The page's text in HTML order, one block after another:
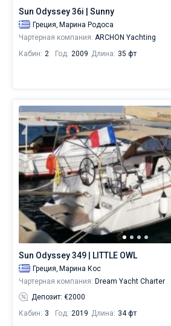
Додеканесе
от
960€,
как
для
для
яхтсменов,
которые
не
представляют
себе
жизни
без
паруса.
Ближайшие
регионы
яхтинга:
Кос,
Родос.
Sun Odyssey 36i | Sunny
Греция, Марина Родоса
Чартерная компания: ARCHON Yachting
Кабин: 2 Год: 2009 Длина: 35 фт
Sun Odyssey 349 | LITTLE OWL
Греция, Марина Кос
Чартерная компания: Dream Yacht Charter
Депозит: €2000
Кабин: 3 Год: 2019 Длина: 34 фт